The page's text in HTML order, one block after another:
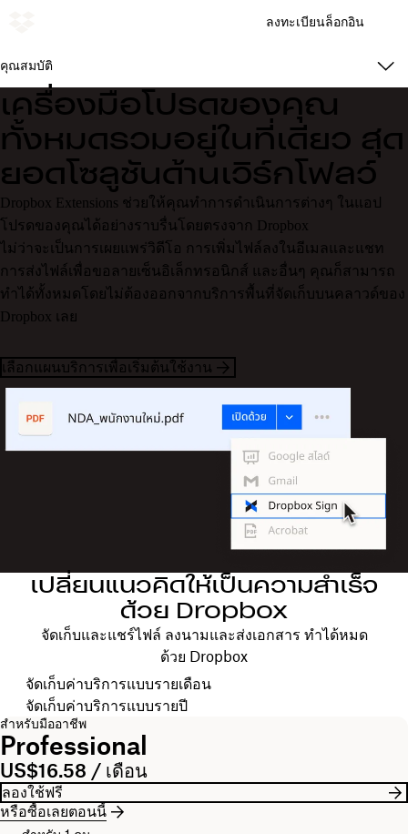
ลงทะเบียนล็อกอิน
คุณสมบัติ
เครื่องมือโปรดของคุณ
ทั้งหมดรวมอยู่ในที่เดียว สุด
ยอดโซลูชันด้านเวิร์กโฟลว์
Dropbox Extensions ช่วยให้คุณทำการดำเนินการต่างๆ ในแอป
โปรดของคุณได้อย่างราบรื่นโดยตรงจาก Dropbox
ไม่ว่าจะเป็นการเผยแพร่วิดีโอ การเพิ่มไฟล์ลงในอีเมลและแชท
การส่งไฟล์เพื่อขอลายเซ็นอิเล็กทรอนิกส์ และอื่นๆ คุณก็สามารถ
ทำได้ทั้งหมดโดยไม่ต้องออกจากบริการพื้นที่จัดเก็บบนคลาวด์ของ
Dropbox เลย
เลือกแผนบริการเพื่อเริ่มต้นใช้งาน
เปลี่ยนแนวคิดให้เป็นความสำเร็จ
ด้วย Dropbox
จัดเก็บและแชร์ไฟล์ ลงนามและส่งเอกสาร ทำได้หมด
ด้วย Dropbox
เลือกรอบการเรียกเก็บค่าบริการของคุณ
จัดเก็บค่าบริการแบบรายเดือน
จัดเก็บค่าบริการแบบรายปี
สำหรับมืออาชีพ
Professional
US$16.58 / เดือน
ลองใช้ฟรี
หรือซื้อเลยตอนนี้